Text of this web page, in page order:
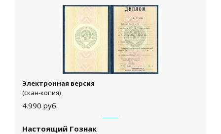
Электронная версия
(скан-копия)
4.990 руб.
Настоящий Гознак